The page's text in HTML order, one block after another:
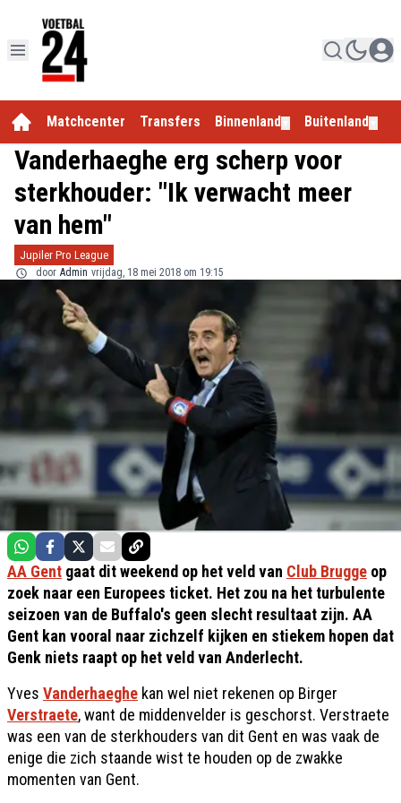
Matchcenter Transfers Binnenland Buitenland
Vanderhaeghe erg scherp voor
sterkhouder: "Ik verwacht meer
van hem"
Jupiler Pro League
door Admin vrijdag, 18 mei 2018 om 19:15
AA Gent gaat dit weekend op het veld van Club Brugge op
zoek naar een Europees ticket. Het zou na het turbulente
seizoen van de Buffalo's geen slecht resultaat zijn. AA
Gent kan vooral naar zichzelf kijken en stiekem hopen dat
Genk niets raapt op het veld van Anderlecht.
Yves Vanderhaeghe kan wel niet rekenen op Birger
Verstraete, want de middenvelder is geschorst. Verstraete
was een van de sterkhouders van dit Gent en was vaak de
enige die zich staande wist te houden op de zwakke
momenten van Gent.